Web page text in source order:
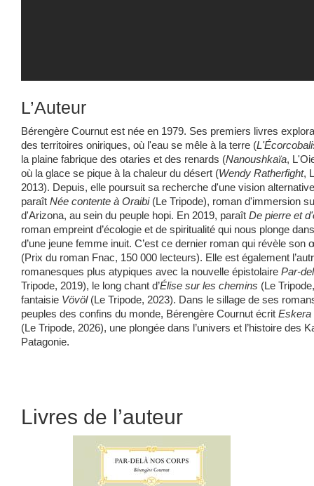
L’Auteur
Bérengère Cournut est née en 1979. Ses premiers livres
des territoires oniriques, où l'eau se mêle à la terre (
la plaine fabrique des otaries et des renards (Nanoushkaïa,
où la glace se pique à la chaleur du désert (Wendy Ratherfight,
2013). Depuis, elle poursuit sa recherche d'une vision
paraît Née contente à Oraibi(Le Tripode), roman d'immersion
d'Arizona, au sein du peuple hopi. En 2019, paraît De pierre et
roman empreint d’écologie et de spiritualité qui nous plonge
d’une jeune femme inuit. C’est ce dernier roman qui révèle
(Prix du roman Fnac, 150 000 lecteurs). Elle est également
romanesques plus atypiques avec la nouvelle épistolaire Par-
Tripode, 2019), le long chant d’Élise sur les chemins (Le
fantaisie Vövöl(Le Tripode, 2023). Dans le sillage de ses
peuples des confins du monde, Bérengère Cournut écrit Eskera
(Le Tripode, 2026), une plongée dans l’univers et l’histoire des
Patagonie.
Livres de l’auteur